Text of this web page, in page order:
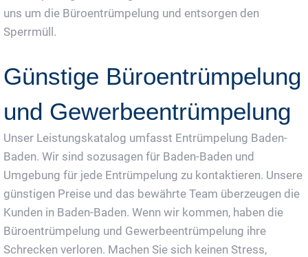
uns um die Büroentrümpelung und entsorgen den
Sperrmüll.
Günstige Büroentrümpelung
und Gewerbeentrümpelung
Unser Leistungskatalog umfasst Entrümpelung Baden-
Baden. Wir sind sozusagen für Baden-Baden und
Umgebung für jede Entrümpelung zu kontaktieren. Unsere
günstigen Preise und das bewährte Team überzeugen die
Kunden in Baden-Baden. Wenn wir kommen, haben die
Büroentrümpelung und Gewerbeentrümpelung ihre
Schrecken verloren. Machen Sie sich keinen Stress,